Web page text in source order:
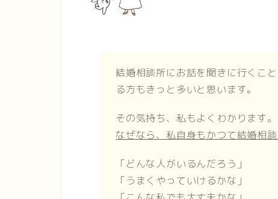
結婚相談所にお話を聞きに行くこ
る方もきっと多いと思います。
その気持ち、私もよくわかります。
なぜなら、私自身もかつて結婚相
「どんな人がいるんだろう」
「うまくやっていけるかな」